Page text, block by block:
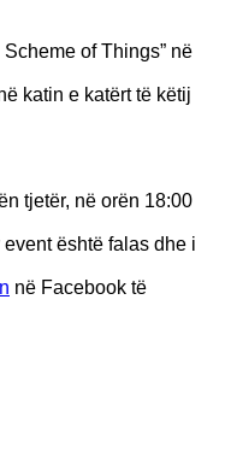
of Things” në
katin e katërt të këtij
tjetër, në orën 18:00
është falas dhe i
në Facebook të